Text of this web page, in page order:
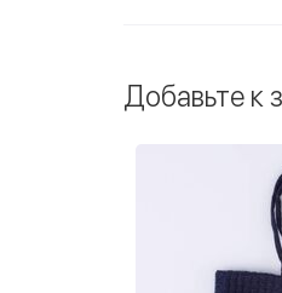
Добавьте к